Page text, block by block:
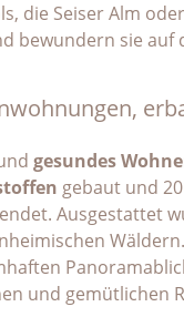
die Seiser Alm
bewundern sie auf
gesundes
gebaut und
Ausgestattet
und gemütlichen